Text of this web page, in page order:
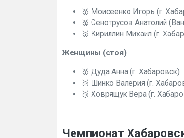
🥇 Моисеенко Игорь (г.
🥈 Сенотрусов Анатолий
🥉 Кириллин Михаил (г.
Женщины (стоя)
🥇 Дуда Анна (г. Хабаровск)
🥈 Шинко Валерия (г.
🥉 Ховрящук Вера (г.
Чемпионат